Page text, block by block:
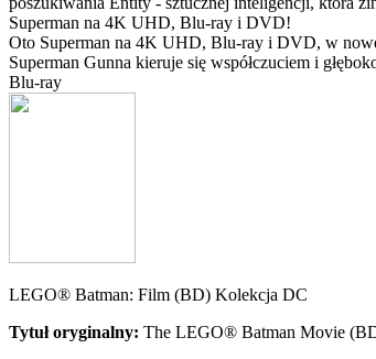
Superman na 4K UHD, Blu-ray i DVD!
Oto Superman na 4K UHD, Blu-ray i DVD, w
Superman Gunna kieruje się współczuciem i
Blu-ray
LEGO® Batman: Film (BD) Kolekcja DC
Tytuł oryginalny: The LEGO® Batman Movie